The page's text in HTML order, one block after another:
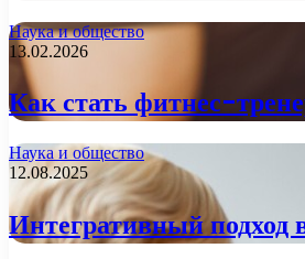
Наука и общество
13.02.2026
Как стать фитнес-
Наука и общество
12.08.2025
Интегративный подход